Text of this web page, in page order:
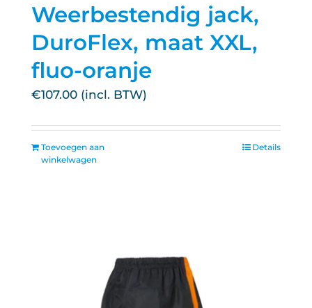
Weerbestendig jack,
DuroFlex, maat XXL,
fluo-oranje
€107.00
Toevoegen aan
winkelwagen
Details